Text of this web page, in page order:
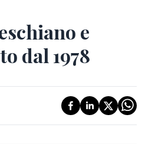
e
dal 1978